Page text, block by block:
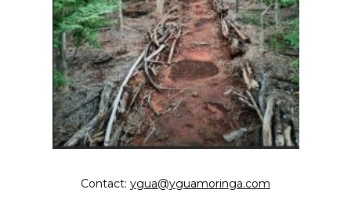
Contact: ygua@yguamoringa.com